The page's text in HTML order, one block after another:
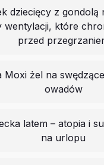
dziecięcy z gondolą
wentylacji, które
przed
Moxi żel na
owadów
latem – atopia i
na urlopu